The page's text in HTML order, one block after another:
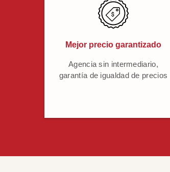
Mejor precio garantizado
Agencia sin intermediario,
garantía de igualdad de precios